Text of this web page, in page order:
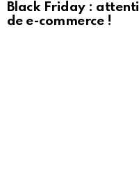
Black Friday :
de e-commerce !